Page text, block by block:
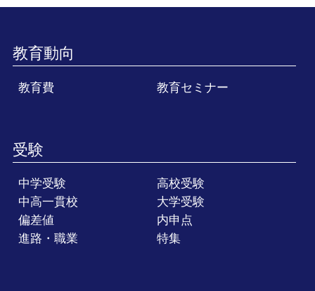
教育動向
教育費 教育セミナー
受験
中学受験
高校受験
中高一貫校
大学受験
偏差値
内申点
進路・職業
特集